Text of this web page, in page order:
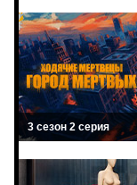
3 сезон 2 серия